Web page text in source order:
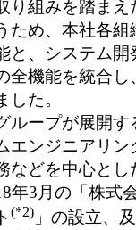
組みを踏まえ
ため、本社各組
と、システム開
全機能を統合し
た。
ープが展開す
エンジニアリン
などを中心と
年3月の「株式
(*2) 」の設立、